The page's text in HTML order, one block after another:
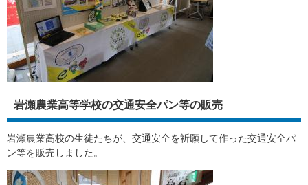
岩瀬農業高等学校の交通安全パン等の販売
岩瀬農業高校の生徒たちが、交通安全を祈願して作った交通安全パ
ン等を販売しました。